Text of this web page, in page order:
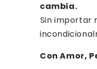
cambia.⁠
⁠Sin importar
Con Amor,